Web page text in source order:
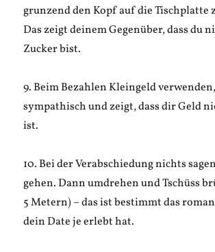
grunzend den Kopf auf die Tischplatte
Das zeigt deinem Gegenüber, dass du
Zucker bist.
9. Beim Bezahlen Kleingeld
sympathisch und zeigt, dass dir Geld
ist.
10. Bei der Verabschiedung nichts
gehen. Dann umdrehen und Tschüss
5 Metern) – das ist bestimmt das
dein Date je erlebt hat.